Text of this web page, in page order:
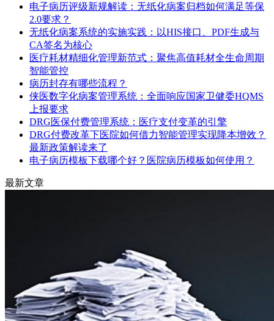
电子病历评级新规解读：无纸化病案归档如何满足等保
2.0要求？
无纸化病案系统的实施实践：以HIS接口、PDF生成与
CA签名为核心
医疗耗材精细化管理新范式：聚焦高值耗材全生命周期
智能管控
病历封存有哪些流程？
侠医数字化病案管理系统：全面响应国家卫健委HQMS
上报要求
DRG医保付费管理系统：医疗支付变革的引擎
DRG付费改革下医院如何借力智能管理实现降本增效？
最新政策解读来了
电子病历模板下载哪个好？医院病历模板如何使用？
最新文章